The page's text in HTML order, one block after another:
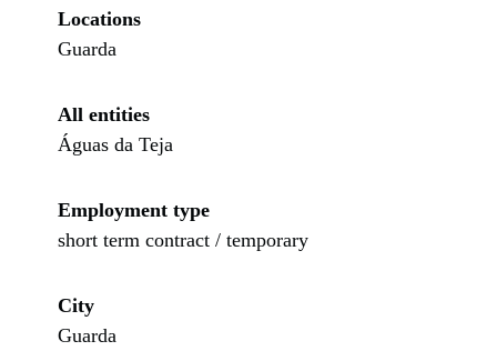
Locations
Guarda
All entities
Águas da Teja
Employment type
short term contract / temporary
City
Guarda